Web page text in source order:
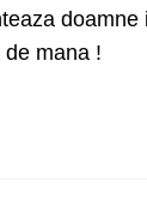
de mana !